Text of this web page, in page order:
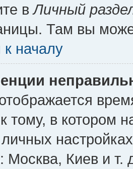
вЛичный
Там вы
к началу
тому, в котором
Москва, Киев и т.